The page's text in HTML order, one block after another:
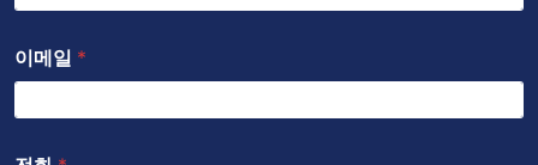
k
p
이메일 *